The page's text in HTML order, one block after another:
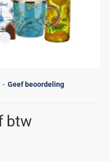
- Geef beoordeling